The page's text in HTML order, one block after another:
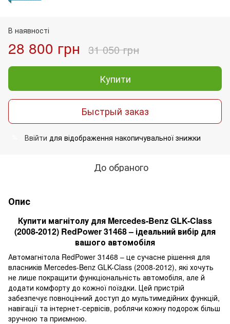
В наявності
28 800 грн 31 050 грн
Купити
Быстрый заказ
Ввійти для відображення накопичувальної знижки
До обраного
Опис
Купити магнітолу для Mercedes-Benz GLK-Class
(2008-2012) RedPower 31468 – ідеальний вибір для
вашого автомобіля
Автомагнітола RedPower 31468 – це сучасне рішення для
власників Mercedes-Benz GLK-Class (2008-2012), які хочуть
не лише покращити функціональність автомобіля, але й
додати комфорту до кожної поїздки. Цей пристрій
забезпечує повноцінний доступ до мультимедійних функцій,
навігації та інтернет-сервісів, роблячи кожну подорож більш
зручною та приємною.